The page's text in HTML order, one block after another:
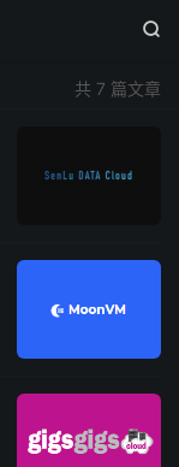

共 7 篇文章